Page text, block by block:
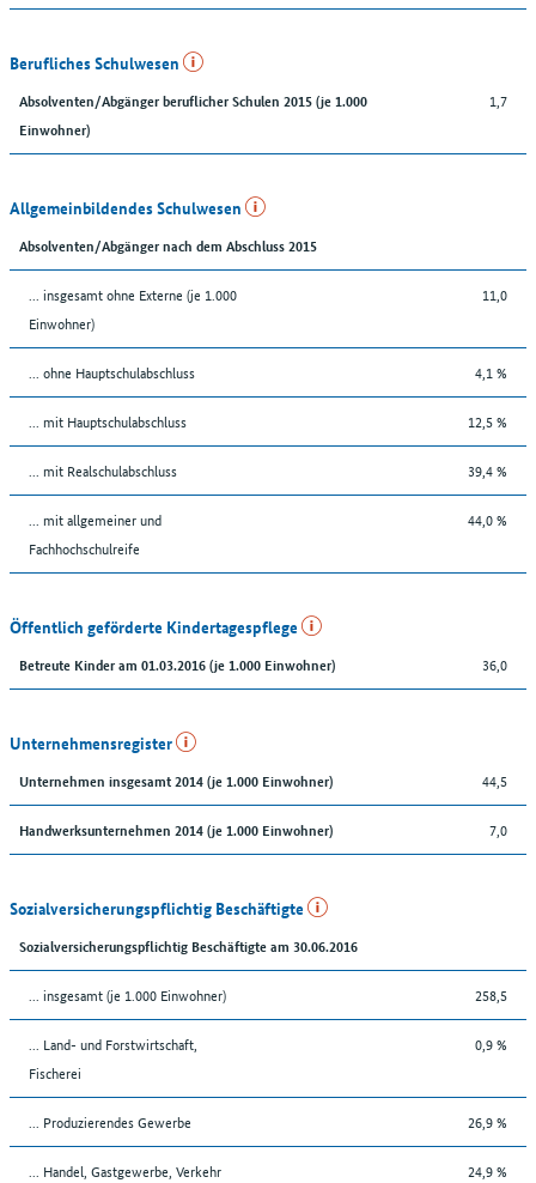
Berufliches Schulwesen
Absolventen/Abgänger beruflicher Schulen 2015 (je 1.000
Einwohner)
1,7
Allgemeinbildendes Schulwesen
Absolventen/Abgänger nach dem Abschluss 2015
... insgesamt ohne Externe (je 1.000
Einwohner)
11,0
... ohne Hauptschulabschluss 4,1 %
... mit Hauptschulabschluss 12,5 %
... mit Realschulabschluss 39,4 %
... mit allgemeiner und
Fachhochschulreife
44,0 %
Öffentlich geförderte Kindertagespflege
Betreute Kinder am 01.03.2016 (je 1.000 Einwohner) 36,0
Unternehmensregister
Unternehmen insgesamt 2014 (je 1.000 Einwohner) 44,5
Handwerksunternehmen 2014 (je 1.000 Einwohner) 7,0
Sozialversicherungspflichtig Beschäftigte
Sozialversicherungspflichtig Beschäftigte am 30.06.2016
... insgesamt (je 1.000 Einwohner) 258,5
... Land- und Forstwirtschaft,
Fischerei
0,9 %
... Produzierendes Gewerbe 26,9 %
... Handel, Gastgewerbe, Verkehr 24,9 %